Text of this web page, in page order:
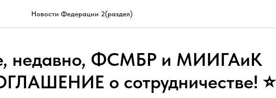
Новости Федерации 2(раздел)
недавно, ФСМБР и МИИГАиК
о сотрудничестве! ⭐️